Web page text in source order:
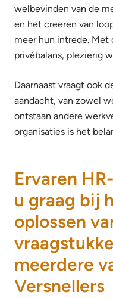
welbevinden van de
en het creeren van
meer hun intrede. Met
privébalans, plezierig
Daarnaast vraagt ook
aandacht, van zowel
ontstaan andere
organisaties is het
Ervaren
u graag bij
oplossen
meerdere
Versnellers